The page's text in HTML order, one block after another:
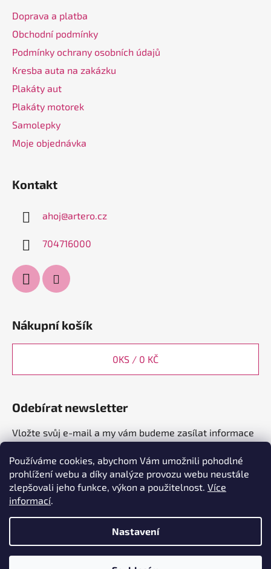
Používáme cookies, abychom Vám umožnili pohodlné
prohlížení webu a díky analýze provozu webu neustále
zlepšovali jeho funkce, výkon a použitelnost. Více
informací.
Nastavení
Doprava a platba
Obchodní podmínky
Podmínky ochrany osobních údajů
Kresba auta na zakázku
Plakáty aut
Plakáty motorek
Samolepky
Moje objednávka
Kontakt
ahoj@artero.cz
704716000
Nákupní košík
0KS / 0 KČ
Odebírat newsletter
Vložte svůj e-mail a my vám budeme zasílat informace
E-mail
PŘIHLÁSIT SE